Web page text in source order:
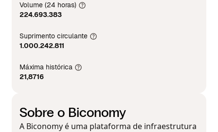
Volume (24 horas)
224.693.383
Suprimento circulante
1.000.242.811
Máxima histórica
21,8716
Sobre o Biconomy
A Biconomy é uma plataforma de infraestrutura